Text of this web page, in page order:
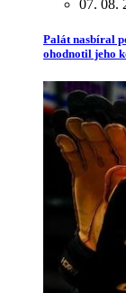
07. 08.
Palát nasbíral
ohodnotil jeho